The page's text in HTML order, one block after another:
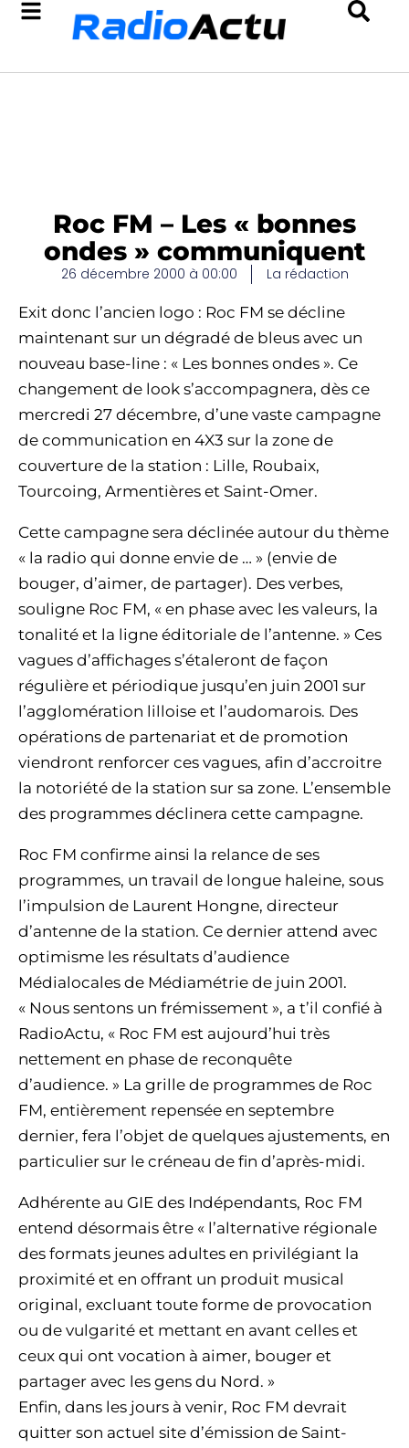
Roc FM – Les « bonnes
ondes » communiquent
26 décembre 2000 à 00:00 La rédaction
Exit donc l’ancien logo : Roc FM se décline
maintenant sur un dégradé de bleus avec un
nouveau base-line : « Les bonnes ondes ». Ce
changement de look s’accompagnera, dès ce
mercredi 27 décembre, d’une vaste campagne
de communication en 4X3 sur la zone de
couverture de la station : Lille, Roubaix,
Tourcoing, Armentières et Saint-Omer.
Cette campagne sera déclinée autour du thème
« la radio qui donne envie de … » (envie de
bouger, d’aimer, de partager). Des verbes,
souligne Roc FM, « en phase avec les valeurs, la
tonalité et la ligne éditoriale de l’antenne. » Ces
vagues d’affichages s’étaleront de façon
régulière et périodique jusqu’en juin 2001 sur
l’agglomération lilloise et l’audomarois. Des
opérations de partenariat et de promotion
viendront renforcer ces vagues, afin d’accroitre
la notoriété de la station sur sa zone. L’ensemble
des programmes déclinera cette campagne.
Roc FM confirme ainsi la relance de ses
programmes, un travail de longue haleine, sous
l’impulsion de Laurent Hongne, directeur
d’antenne de la station. Ce dernier attend avec
optimisme les résultats d’audience
Médialocales de Médiamétrie de juin 2001.
« Nous sentons un frémissement », a t’il confié à
RadioActu, « Roc FM est aujourd’hui très
nettement en phase de reconquête
d’audience. » La grille de programmes de Roc
FM, entièrement repensée en septembre
dernier, fera l’objet de quelques ajustements, en
particulier sur le créneau de fin d’après-midi.
Adhérente au GIE des Indépendants, Roc FM
entend désormais être « l’alternative régionale
des formats jeunes adultes en privilégiant la
proximité et en offrant un produit musical
original, excluant toute forme de provocation
ou de vulgarité et mettant en avant celles et
ceux qui ont vocation à aimer, bouger et
partager avec les gens du Nord. »
Enfin, dans les jours à venir, Roc FM devrait
quitter son actuel site d’émission de Saint-